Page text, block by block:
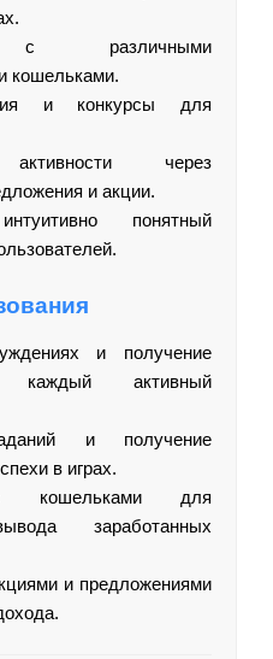
с различными
кошельками.
и конкурсы для
активности через
и акции.
понятный
и получение
активный
и получение
в играх.
кошельками для
заработанных
и предложениями